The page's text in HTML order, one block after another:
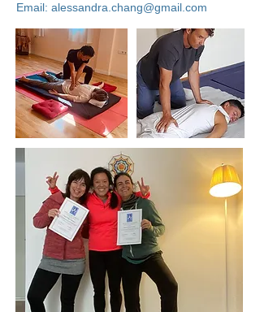
Email: alessandra.chang@gmail.com